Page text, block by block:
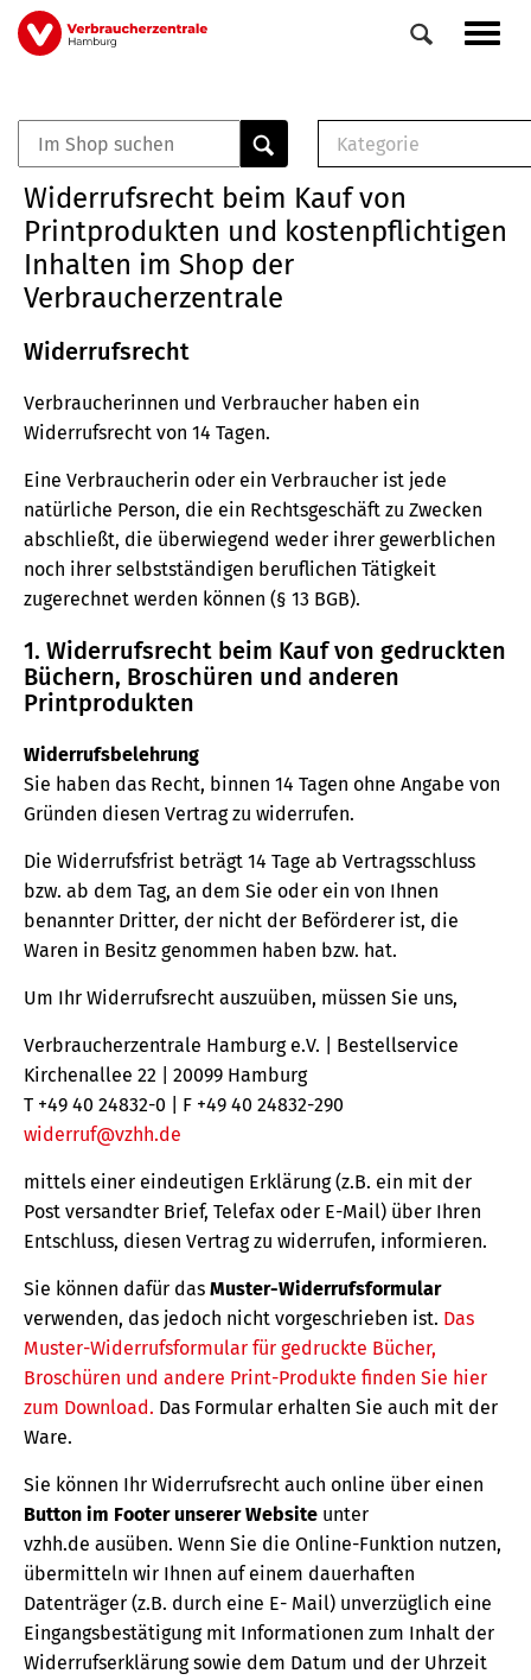
Direkt
zum
Veranstaltungen
0
Elemente
Kategorie
Musterbrief (RTF)
E-Broschüre
Widerrufsrecht beim Kauf von
Printprodukten und kostenpflichtigen
Inhalten im Shop der
Verbraucherzentrale
Widerrufsrecht
Verbraucherinnen und Verbraucher haben ein
Widerrufsrecht von 14 Tagen.
Eine Verbraucherin oder ein Verbraucher ist jede
natürliche Person, die ein Rechtsgeschäft zu Zwecken
abschließt, die überwiegend weder ihrer gewerblichen
noch ihrer selbstständigen beruflichen Tätigkeit
zugerechnet werden können (§ 13 BGB).
1. Widerrufsrecht beim Kauf von gedruckten
Büchern, Broschüren und anderen
Printprodukten
Widerrufsbelehrung
Sie haben das Recht, binnen 14 Tagen ohne Angabe von
Gründen diesen Vertrag zu widerrufen.
Die Widerrufsfrist beträgt 14 Tage ab Vertragsschluss
bzw. ab dem Tag, an dem Sie oder ein von Ihnen
benannter Dritter, der nicht der Beförderer ist, die
Waren in Besitz genommen haben bzw. hat.
Um Ihr Widerrufsrecht auszuüben, müssen Sie uns,
Verbraucherzentrale Hamburg e.V. | Bestellservice
Kirchenallee 22 | 20099 Hamburg
T +49 40 24832-0 | F +49 40 24832-290
widerruf@vzhh.de
mittels einer eindeutigen Erklärung (z.B. ein mit der
Post versandter Brief, Telefax oder E-Mail) über Ihren
Entschluss, diesen Vertrag zu widerrufen, informieren.
Sie können dafür das Muster-Widerrufsformular
verwenden, das jedoch nicht vorgeschrieben ist. Das
Muster-Widerrufsformular für gedruckte Bücher,
Broschüren und andere Print-Produkte finden Sie hier
zum Download. Das Formular erhalten Sie auch mit der
Ware.
Sie können Ihr Widerrufsrecht auch online über einen
Button im Footer unserer Website unter
vzhh.de ausüben. Wenn Sie die Online-Funktion nutzen,
übermitteln wir Ihnen auf einem dauerhaften
Datenträger (z.B. durch eine E- Mail) unverzüglich eine
Eingangsbestätigung mit Informationen zum Inhalt der
Widerrufserklärung sowie dem Datum und der Uhrzeit